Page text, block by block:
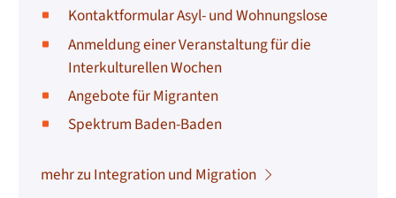
Kontaktformular Asyl- und Wohnungslose
Anmeldung einer Veranstaltung für die
Interkulturellen Wochen
Angebote für Migranten
Spektrum Baden-Baden
mehr zu Integration und Migration